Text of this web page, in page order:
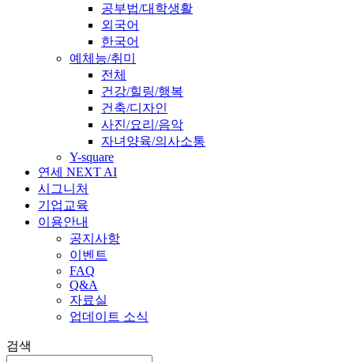
공부법/대학생활
외국어
한국어
예체능/취미
전체
건강/힐링/행복
건축/디자인
사진/요리/음악
자녀양육/의사소통
Y-square
연세 NEXT AI
시그니처
기업교육
이용안내
공지사항
이벤트
FAQ
Q&A
자료실
업데이트 소식
검색